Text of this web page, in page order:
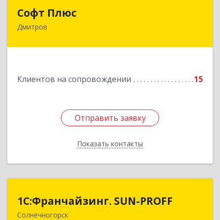
Софт Плюс
Дмитров
Клиентов на сопровождении 15
Отправить заявку
Показать контакты
141851, Московская обл, г.о. Дмитровский,
Отправить заявку
Назад
1С:Франчайзинг. SUN-PROFF
Солнечногорск
1С:Франчайзинг. SUN-PROFF
141503, Московская обл, Солнечногорский р-н,